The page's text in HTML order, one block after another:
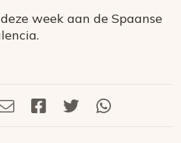
week aan de Spaanse
Deel
Deel
Deel
Deel